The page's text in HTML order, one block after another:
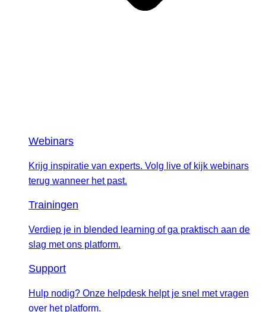
Webinars
Krijg inspiratie van experts. Volg live of kijk webinars
terug wanneer het past.
Trainingen
Verdiep je in blended learning of ga praktisch aan de
slag met ons platform.
Support
Hulp nodig? Onze helpdesk helpt je snel met vragen
over het platform.